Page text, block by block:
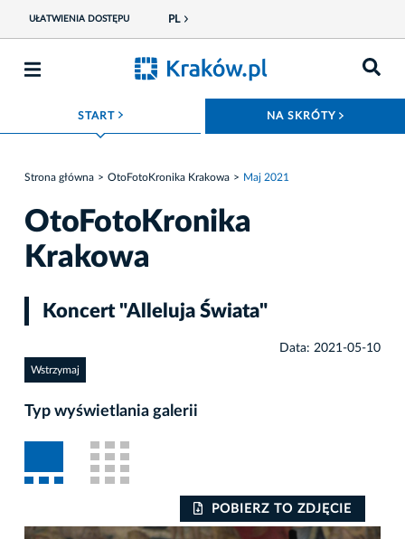
UŁATWIENIA DOSTĘPU PL
START ROZWIŃ MENU NA SKRÓTY
Strona główna OtoFotoKronika Krakowa Maj 2021
OtoFotoKronika
Krakowa
Koncert "Alleluja Świata"
Data: 2021-05-10
Wstrzymaj
Typ wyświetlania galerii
POBIERZ TO ZDJĘCIE